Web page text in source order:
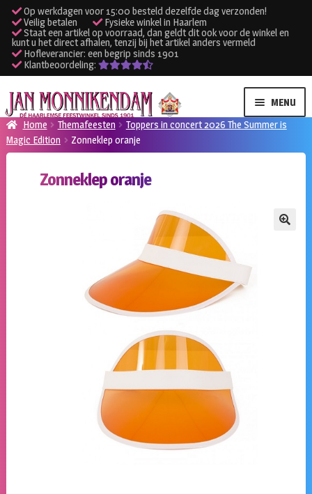
Op werkdagen voor 15:00 besteld dezelfde dag verzonden!
Veilig betalen
Fysieke winkel in Haarlem
Staat een artikel op voorraad, dan geldt dit ook voor de winkel en
kunt u het direct afhalen, tenzij bij het artikel anders vermeld
Hofleverancier: een begrip sinds 1901
Klantbeoordeling:
Ga
door
naar
navigatie
Ga
naar
de
inhoud
MENU
Verhuur kleding
Verhuur apparatuur
Home Themafeesten
Toppers in concert 2026 The Summer is
Magic Edition
Zonneklep oranje
Zonneklep oranje